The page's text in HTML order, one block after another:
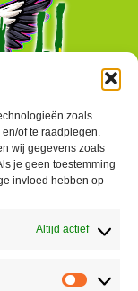
zoals
of te raadplegen.
wij gegevens zoals
je geen toestemming
invloed hebben op
Altijd actief